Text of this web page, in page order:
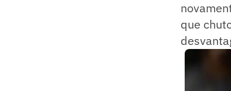
que